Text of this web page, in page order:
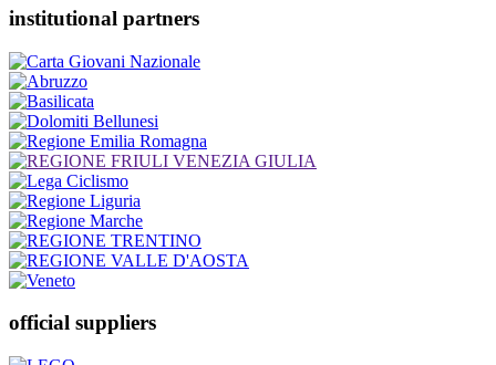
institutional partners
official suppliers